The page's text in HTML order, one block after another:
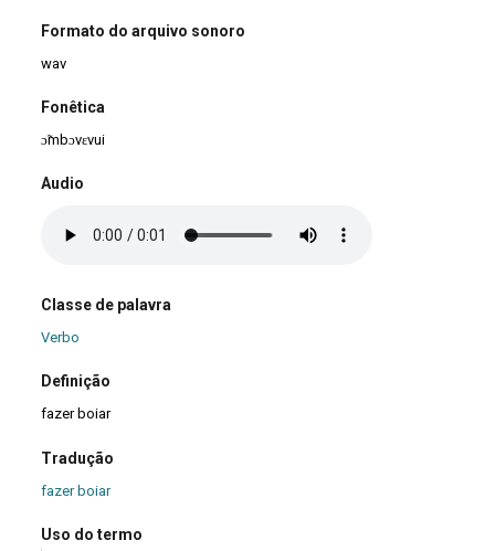
Formato do arquivo sonoro
wav
Fonêtica
ɔ̃mbɔvɛvui
Audio
Classe de palavra
Verbo
Definição
fazer boiar
Tradução
fazer boiar
Uso do termo